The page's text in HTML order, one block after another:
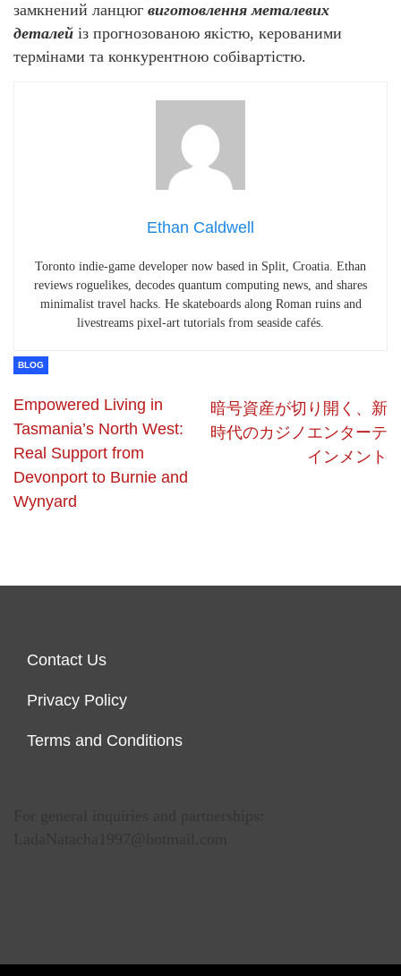
замкнений ланцюг виготовлення металевих
деталей із прогнозованою якістю, керованими
термінами та конкурентною собівартістю.
Ethan Caldwell
Toronto indie-game developer now based in Split, Croatia. Ethan
reviews roguelikes, decodes quantum computing news, and shares
minimalist travel hacks. He skateboards along Roman ruins and
livestreams pixel-art tutorials from seaside cafés.
BLOG
Empowered Living in
Tasmania’s North West:
Real Support from
Devonport to Burnie and
Wynyard
暗号資産が切り開く、新
時代のカジノエンターテ
インメント
Contact Us
Privacy Policy
Terms and Conditions